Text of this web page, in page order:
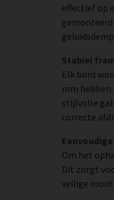
effectief op
Stabiel
Elk bord
mm
stijlvolle
correcte
Om het
Dit zorgt
veilige